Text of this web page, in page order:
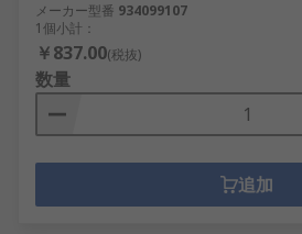
メーカー型番 934099107
1個小計：
￥837.00(税抜)
数量
追加